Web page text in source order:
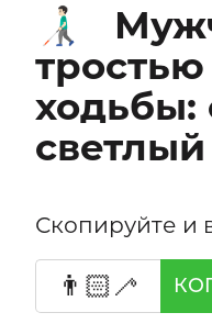
👨🏻‍🦯
ходьбы:
Скопируйте и
👨🏻‍🦯